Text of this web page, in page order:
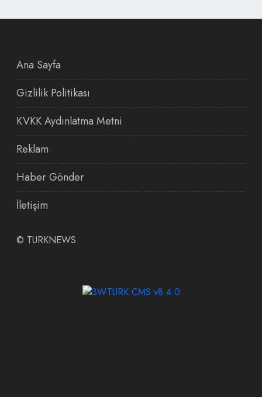
Ana Sayfa
Gizlilik Politikası
KVKK Aydınlatma Metni
Reklam
Haber Gönder
İletişim
© TURKNEWS